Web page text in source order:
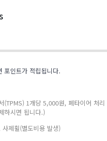
포인트가 적립됩니다.
(TPMS) 1개당 5,000원, 폐타이어 처리
하시면 됩니다.)
제휠(별도비용 발생)